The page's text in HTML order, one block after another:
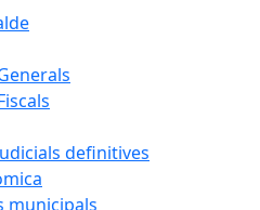
definitives
municipals